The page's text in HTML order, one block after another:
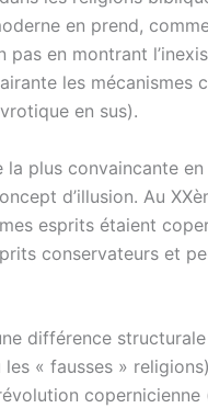
en prend,
en montrant
les mécanismes
en sus).
plus convaincante
d’illusion. Au
esprits étaient
conservateurs et
différence
« fausses »